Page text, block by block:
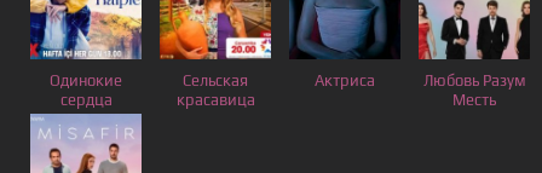
Одинокие
сердца
Сельская
красавица
Актриса
Любовь Разум
Месть